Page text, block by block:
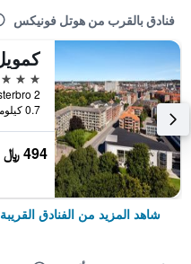
فنادق بالقرب من هوتل فونيكس
4 نجوم
0.7 كيلومتر عن وسط المدينة
494 ﷼
شاهد المزيد من الفنادق القريبة